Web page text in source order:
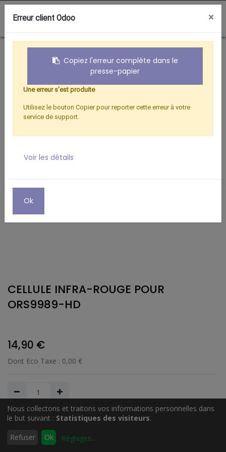
Rechercher
0
Boutique
DEMODULATEURS
CELLULE INFRA-ROUGE POUR ORS9989-HD
CELLULE INFRA-ROUGE POUR
ORS9989-HD
14,90 €
Dont Eco Taxe : 0,00 €
Ajouter au Panier
Nous collectons et traitons vos informations personnelles dans
le but suivant : Statistiques des visiteurs.
Refuser Ok Réglages...
Erreur client Odoo ×
Copiez l'erreur complète dans le
presse-papier
Une erreur s'est produite
Utilisez le bouton Copier pour reporter cette erreur à votre
service de support.
Voir les détails
Ok